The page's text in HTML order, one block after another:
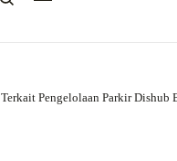
Terkait Pengelolaan Parkir Dishub